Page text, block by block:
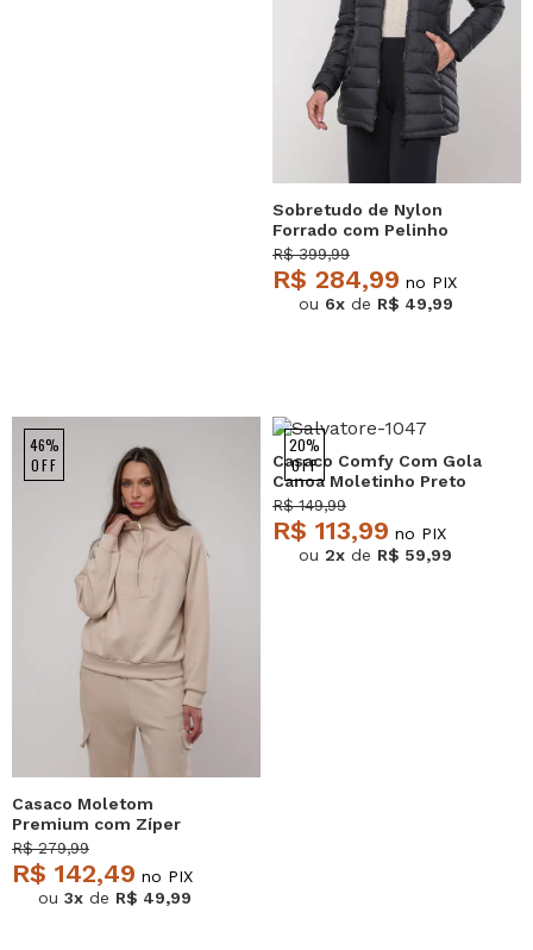
Sobretudo de Nylon
Forrado com Pelinho
Preto Salvatore
R$ 399,99
R$ 284,99 no PIX
ou 6x de R$ 49,99
46%
OFF
Casaco Moletom
Premium com Zíper
Marfim Salvatore
R$ 279,99
R$ 142,49 no PIX
ou 3x de R$ 49,99
20%
OFF
Casaco Comfy Com Gola
Canoa Moletinho Preto
Salvatore
R$ 149,99
R$ 113,99 no PIX
ou 2x de R$ 59,99